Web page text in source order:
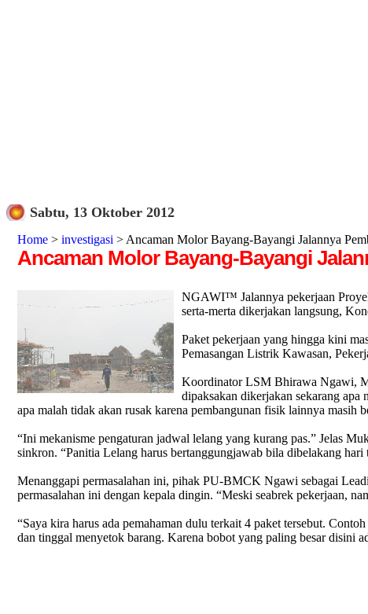
Sabtu, 13 Oktober 2012
Home > investigasi > Ancaman Molor Bayang-Bayangi Jalannya
Ancaman Molor Bayang-Bayangi
NGAWI™ Jalannya pekerjaan
serta-merta dikerjakan langsung,
Paket pekerjaan yang hingga kini
Pemasangan Listrik Kawasan,
Koordinator LSM Bhirawa Ngawi,
dipaksakan dikerjakan sekarang apa
apa malah tidak akan rusak karena pembangunan fisik lainnya masih
“Ini mekanisme pengaturan jadwal lelang yang kurang pas.” Jelas
sinkron. “Panitia Lelang harus bertanggungjawab bila dibelakang
Menanggapi permasalahan ini, pihak PU-BMCK Ngawi sebagai
permasalahan ini dengan kepala dingin. “Meski seabrek pekerjaan,
“Saya kira harus ada pemahaman dulu terkait 4 paket tersebut.
dan tinggal menyetok barang. Karena bobot yang paling besar disini